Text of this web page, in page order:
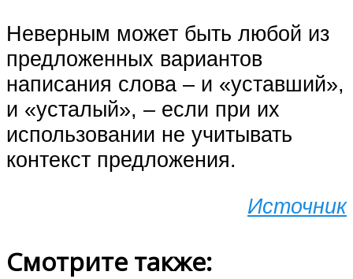
Неверным может быть любой из
предложенных вариантов
написания слова – и «уставший»,
и «усталый», – если при их
использовании не учитывать
контекст предложения.
Источник
Смотрите также: